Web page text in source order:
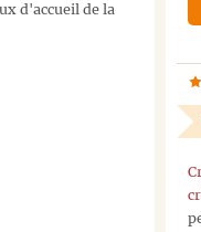
d'accueil de la